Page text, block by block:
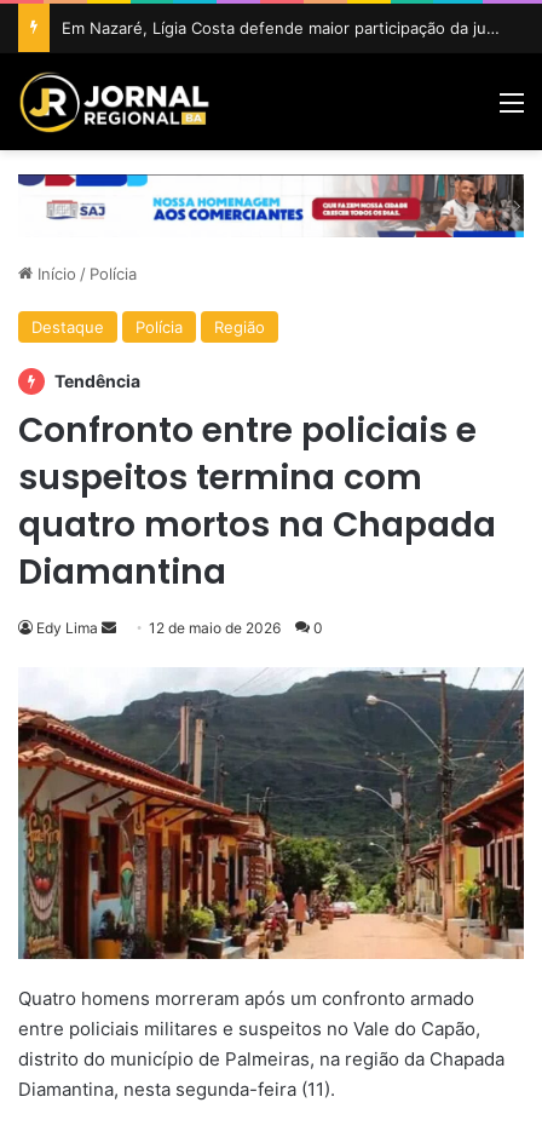
Em Nazaré, Lígia Costa defende maior participação da juventude na política e confirma projeto para disputar vaga na ALBA
Início / Polícia
Destaque Polícia Região
Tendência
Confronto entre policiais e
suspeitos termina com
quatro mortos na Chapada
Diamantina
Edy Lima
Mande
mail
12 de maio de 2026 0
Quatro homens morreram após um confronto armado
entre policiais militares e suspeitos no Vale do Capão,
distrito do município de Palmeiras, na região da Chapada
Diamantina, nesta segunda-feira (11).